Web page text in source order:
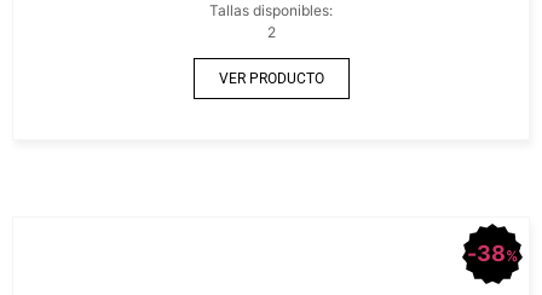
Tallas disponibles:
2
VER PRODUCTO
38%